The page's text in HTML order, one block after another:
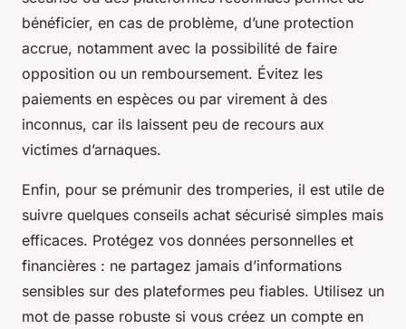
bénéficier, en cas de problème, d’une protection
accrue, notamment avec la possibilité de faire
opposition ou un remboursement. Évitez les
paiements en espèces ou par virement à des
inconnus, car ils laissent peu de recours aux
victimes d’arnaques.
Enfin, pour se prémunir des tromperies, il est utile de
suivre quelques conseils achat sécurisé simples mais
efficaces. Protégez vos données personnelles et
financières : ne partagez jamais d’informations
sensibles sur des plateformes peu fiables. Utilisez un
mot de passe robuste si vous créez un compte en